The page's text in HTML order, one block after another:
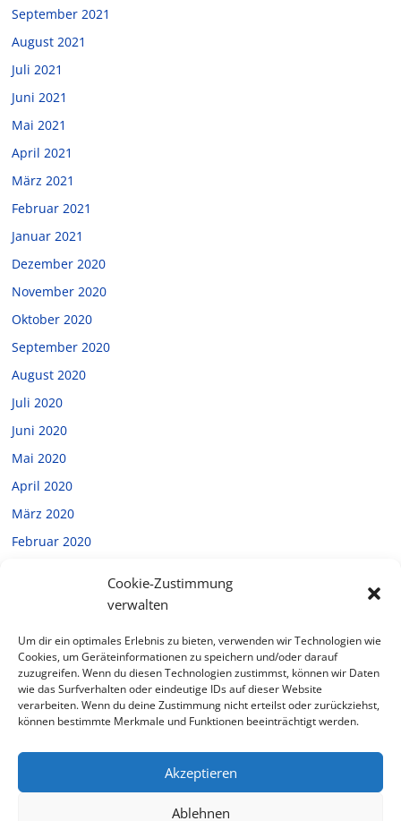
Cookie-Zustimmung
verwalten
Um dir ein optimales Erlebnis zu bieten, verwenden wir Technologien wie
Cookies, um Geräteinformationen zu speichern und/oder darauf
zuzugreifen. Wenn du diesen Technologien zustimmst, können wir Daten
wie das Surfverhalten oder eindeutige IDs auf dieser Website
verarbeiten. Wenn du deine Zustimmung nicht erteilst oder zurückziehst,
können bestimmte Merkmale und Funktionen beeinträchtigt werden.
Akzeptieren
Ablehnen
September 2021
August 2021
Juli 2021
Juni 2021
Mai 2021
April 2021
März 2021
Februar 2021
Januar 2021
Dezember 2020
November 2020
Oktober 2020
September 2020
August 2020
Juli 2020
Juni 2020
Mai 2020
April 2020
März 2020
Februar 2020
Oktober 2019
September 2019
Juli 2019